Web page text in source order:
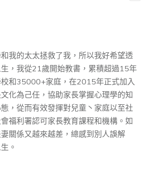
我的太太拯救了我，所以我好希望透
，我從21歲開始教書，累積超過15年
和35000+家庭，在2015年正式加入
化為⼰任，協助家⻑掌握⼼理學的知
，從而有效發揮對兒童丶家庭以至社
福利署認可家長教育課程和機構。如
關係又越來越差，總感到別人誤解
。